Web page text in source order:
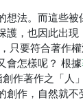
法。而這些
，也因此出
只要符合著作
會怎樣呢？ 根據
作著作之「人
作，自然就